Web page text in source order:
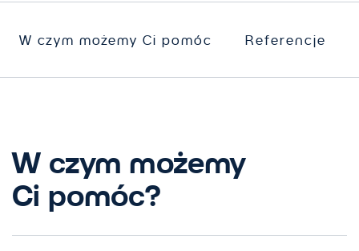
W czym możemy Ci pomóc Referencje
W czym możemy
Ci pomóc?